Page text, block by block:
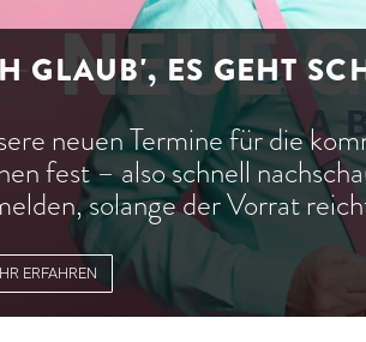
GLAUB', ES GEHT
neuen Termine für die
fest – also schnell
solange der Vorrat
ERFAHREN